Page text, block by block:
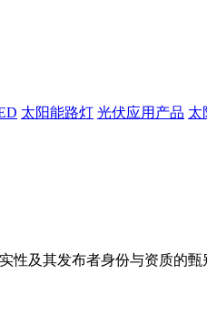
太阳能路灯 光伏应用产品 太
性及其发布者身份与资质的